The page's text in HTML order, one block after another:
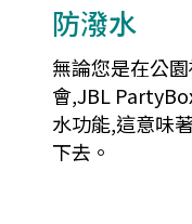
防潑水
無論您是在公
會,JBL
水功能,這意味
下去。